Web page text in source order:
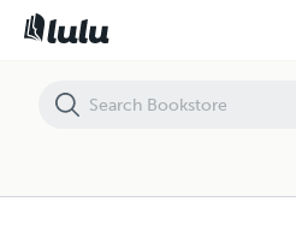
Au tour de Violette - Roman policier -